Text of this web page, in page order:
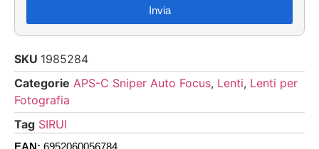
Invia
SKU 1985284
Categorie APS-C Sniper Auto Focus, Lenti, Lenti per
Fotografia
Tag SIRUI
EAN: 6952060056784